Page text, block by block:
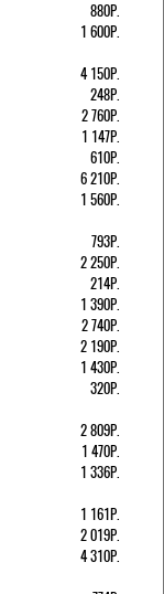
880Р.
1 600Р.
4 150Р.
248Р.
2 760Р.
1 147Р.
610Р.
6 210Р.
1 560Р.
793Р.
2 250Р.
214Р.
1 390Р.
2 740Р.
2 190Р.
1 430Р.
320Р.
2 809Р.
1 470Р.
1 336Р.
1 161Р.
2 019Р.
4 310Р.